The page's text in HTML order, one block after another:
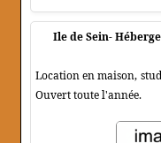
Ile de Sein-
Location en maison,
Ouvert toute l'année.